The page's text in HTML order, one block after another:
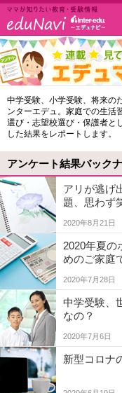
イ
ン
タ
ー
エ
デ
ュ・
ド
ッ
ト
コ
ム
マ
マ
が
知
り
た
い
育・
受
験
情
報
エ
デ
ュ
マ
マ
ア
ン
ケ
ー
ト
調
査
中学受験、小学受験、将来の
ンターエデュ。家庭での生活
選び・志望校選び・保護者と
した結果をレポートします。
アンケート結果バック
アリが逃げ
題、思わず
2020年8月21日
2020年夏の
めのご家庭
2020年7月28日
中学受験、
なの？
2020年7月6日
新型コロナ